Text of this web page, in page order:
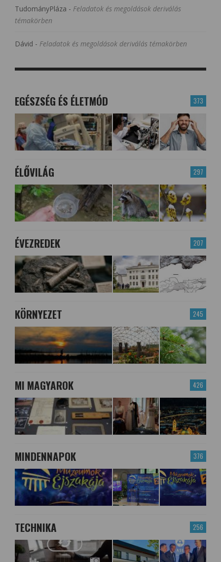
TudományPláza - Feladatok és megoldások deriválás
témakörben
Dávid - Feladatok és megoldások deriválás témakörben
373
EGÉSZSÉG ÉS ÉLETMÓD
297
ÉLŐVILÁG
207
ÉVEZREDEK
245
KÖRNYEZET
426
MI MAGYAROK
376
MINDENNAPOK
256
TECHNIKA